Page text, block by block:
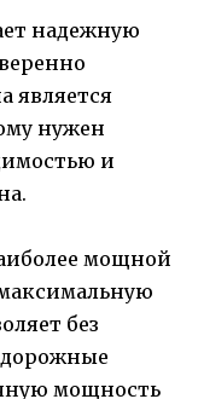
надежную
является
нужен
и
мощной
без
мощность